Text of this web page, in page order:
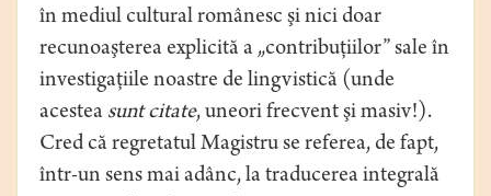
în mediul cultural românesc şi nici doar
recunoaşterea explicită a „contribuţiilor” sale în
investigaţiile noastre de lingvistică (unde
acestea sunt citate, uneori frecvent şi masiv!).
Cred că regretatul Magistru se referea, de fapt,
într-un sens mai adânc, la traducerea integrală